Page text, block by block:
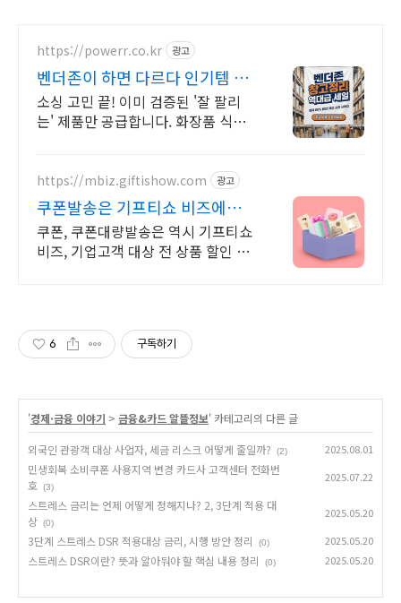
https://powerr.co.kr 광고
벤더존이 하면 다르다 인기템 소
싱 매출 수직상승
소싱 고민 끝! 이미 검증된 '잘 팔리
는' 제품만 공급합니다. 화장품 식품
https://mbiz.giftishow.com 광고
쿠폰발송은 기프티쇼 비즈에서
신규고객 100% 상품혜택!
쿠폰, 쿠폰대량발송은 역시 기프티쇼
비즈, 기업고객 대상 전 상품 할인 중!
6 구독하기
'경제·금융 이야기 > 금융&카드 알뜰정보' 카테고리의 다른 글
외국인 관광객 대상 사업자, 세금 리스크 어떻게 줄일까? (2) 2025.08.01
민생회복 소비쿠폰 사용지역 변경 카드사 고객센터 전화번
호 (3)
2025.07.22
스트레스 금리는 언제 어떻게 정해지나? 2, 3단계 적용 대
상 (0)
2025.05.20
3단계 스트레스 DSR 적용대상 금리, 시행 방안 정리 (0) 2025.05.20
스트레스 DSR이란? 뜻과 알아둬야 할 핵심 내용 정리 (0) 2025.05.20